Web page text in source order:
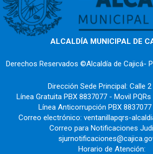
ALCALDÍA MUNICIPAL DE
Derechos Reservados ©Alcaldía de Cajicá-
Dirección Sede Principal: Calle
Línea Gratuita PBX 8837077 - Movil
Línea Anticorrupción PBX 8837077
Correo electrónico: ventanillapqrs-
Correo para Notificaciones
Horario de Atención: